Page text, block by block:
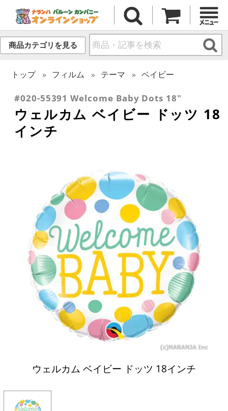
商品カテゴリを見る
トップ フィルム テーマ ベイビー
#020-55391 Welcome Baby Dots 18"
ウェルカム ベイビー ドッツ 18
インチ
ウェルカム ベイビー ドッツ 18インチ